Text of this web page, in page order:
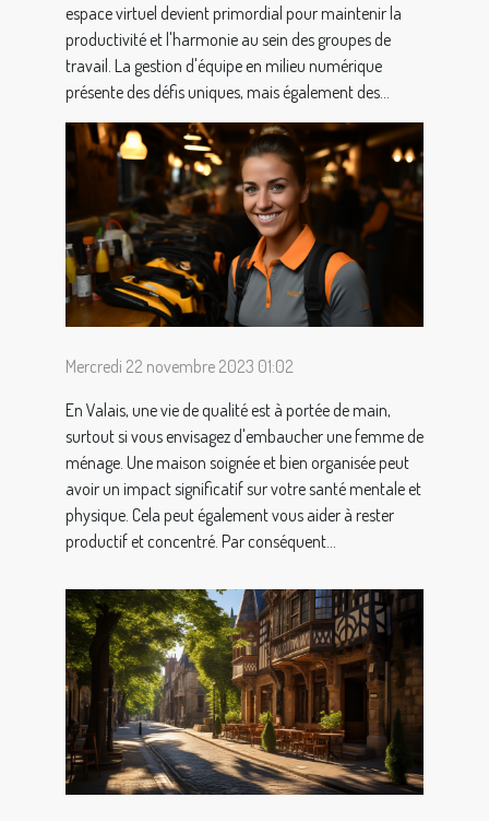
espace virtuel devient primordial pour maintenir la
productivité et l'harmonie au sein des groupes de
travail. La gestion d'équipe en milieu numérique
présente des défis uniques, mais également des...
Mercredi 22 novembre 2023 01:02
En Valais, une vie de qualité est à portée de main,
surtout si vous envisagez d'embaucher une femme de
ménage. Une maison soignée et bien organisée peut
avoir un impact significatif sur votre santé mentale et
physique. Cela peut également vous aider à rester
productif et concentré. Par conséquent...